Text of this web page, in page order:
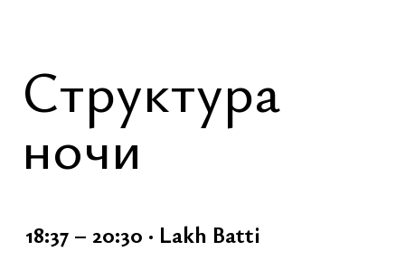
23:40 – 00:16 · Завершение
фестивальной части
Переход к ночной программе:
смена одежды [по желанию,